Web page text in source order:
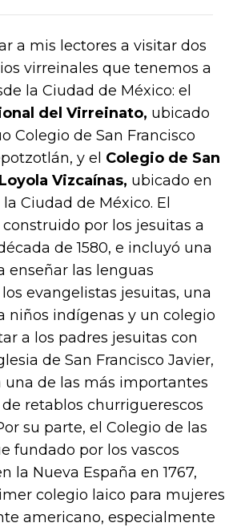
a mis lectores a visitar dos
virreinales que tenemos a
la Ciudad de México: el
del Virreinato, ubicado
Colegio de San Francisco
y el Colegio de San
Vizcaínas, ubicado en
Ciudad de México. El
por los jesuitas a
de 1580, e incluyó una
enseñar las lenguas
evangelistas jesuitas, una
niños indígenas y un colegio
a los padres jesuitas con
de San Francisco Javier,
una de las más importantes
retablos churriguerescos
su parte, el Colegio de las
fundado por los vascos
la Nueva España en 1767,
colegio laico para mujeres
americano, especialmente